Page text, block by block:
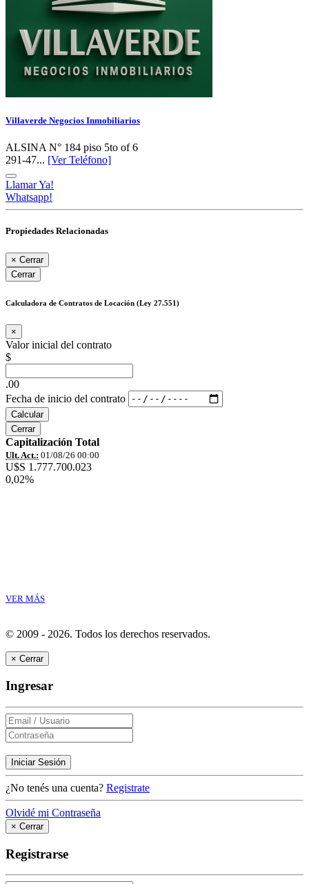
Villaverde Negocios Inmobiliarios
ALSINA N° 184 piso 5to of 6
291-47... [Ver Teléfono]
Llamar Ya!
Whatsapp!
Propiedades Relacionadas
× Cerrar
Cerrar
Calculadora de Contratos de Locación (Ley 27.551)
×
Valor inicial del contrato
$
.00
Fecha de inicio del contrato
Calcular
Cerrar
Capitalización Total
Ult. Act.: 01/08/26 00:00
U$S 1.777.700.023
0,02%
VER MÁS
© 2009 - 2026. Todos los derechos reservados.
× Cerrar
Ingresar
Iniciar Sesión
¿No tenés una cuenta? Registrate
Olvidé mi Contraseña
× Cerrar
Registrarse